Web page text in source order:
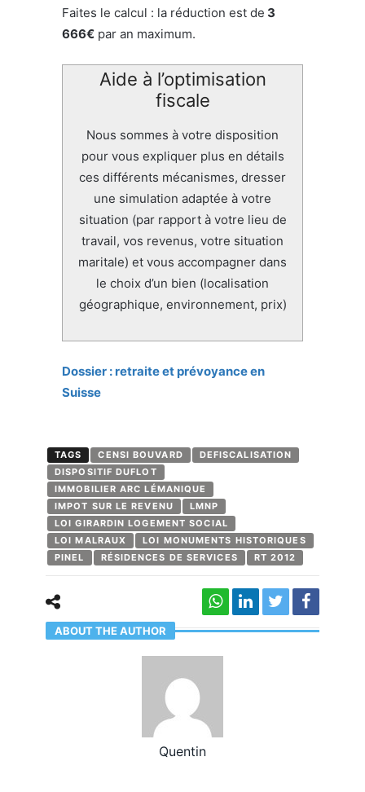
Faites le calcul : la réduction est de 3
666€ par an maximum.
Aide à l’optimisation
fiscale
Nous sommes à votre disposition
pour vous expliquer plus en détails
ces différents mécanismes, dresser
une simulation adaptée à votre
situation (par rapport à votre lieu de
travail, vos revenus, votre situation
maritale) et vous accompagner dans
le choix d’un bien (localisation
géographique, environnement, prix)
Dossier : retraite et prévoyance en
Suisse
TAGS CENSI BOUVARD
DEFISCALISATION
DISPOSITIF DUFLOT
IMMOBILIER ARC LÉMANIQUE
IMPOT SUR LE REVENU
LMNP
LOI GIRARDIN LOGEMENT SOCIAL
LOI MALRAUX
LOI MONUMENTS HISTORIQUES
PINEL
RÉSIDENCES DE SERVICES RT 2012
ABOUT THE AUTHOR
Quentin